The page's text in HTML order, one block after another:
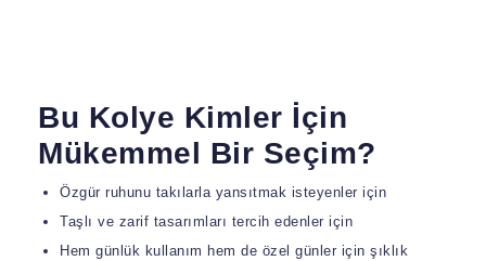
Bu Kolye Kimler İçin
Mükemmel Bir Seçim?
Özgür ruhunu takılarla yansıtmak isteyenler için
Taşlı ve zarif tasarımları tercih edenler için
Hem günlük kullanım hem de özel günler için şıklık